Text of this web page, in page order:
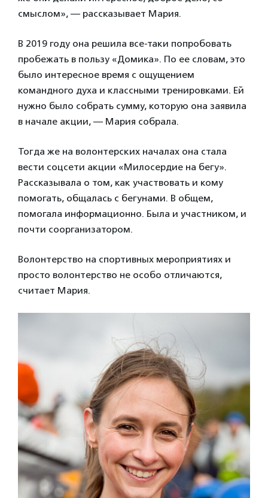
смыслом», — рассказывает Мария.
В 2019 году она решила все-таки попробовать
пробежать в пользу «Домика». По ее словам, это
было интересное время с ощущением
командного духа и классными тренировками. Ей
нужно было собрать сумму, которую она заявила
в начале акции, — Мария собрала.
Тогда же на волонтерских началах она стала
вести соцсети акции «Милосердие на бегу».
Рассказывала о том, как участвовать и кому
помогать, общалась с бегунами. В общем,
помогала информационно. Была и участником, и
почти соорганизатором.
Волонтерство на спортивных мероприятиях и
просто волонтерство не особо отличаются,
считает Мария.